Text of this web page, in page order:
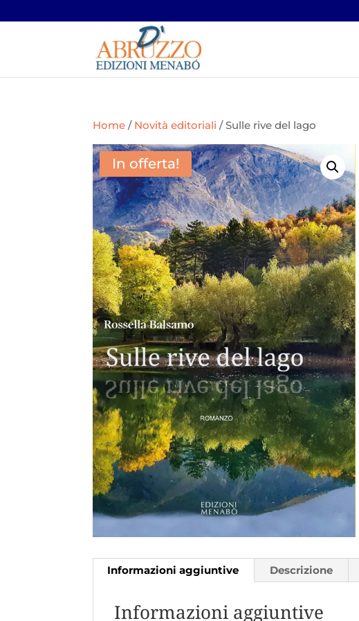
Home / Novità editoriali / Sulle rive del lago
In offerta!
Informazioni aggiuntive Descrizione
Informazioni aggiuntive